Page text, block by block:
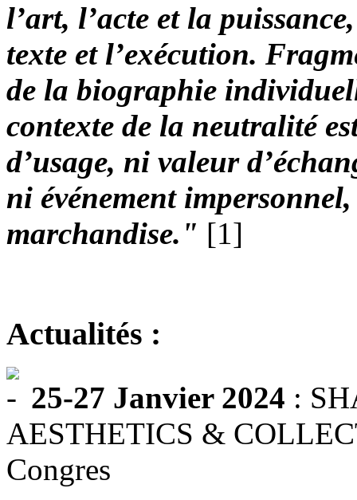
l’art, l’acte et la
texte et l’exécution.
de la biographie
contexte de la neutralité
d’usage, ni valeur
ni événement impersonnel,
marchandise." [1]
Actualités :
25-27 Janvier 2024 :
AESTHETICS &
Congres